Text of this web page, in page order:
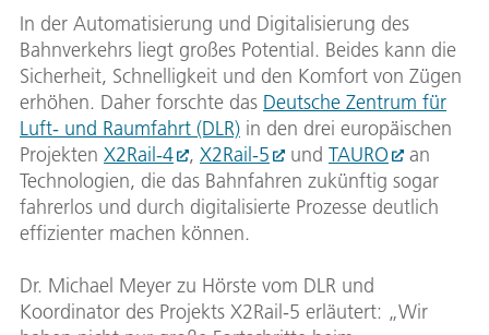
In der Automatisierung und Digitalisierung des
Bahnverkehrs liegt großes Potential. Beides kann die
Sicherheit, Schnelligkeit und den Komfort von Zügen
erhöhen. Daher forschte das Deutsche Zentrum für
Luft- und Raumfahrt (DLR) in den drei europäischen
Projekten X2Rail-4 , X2Rail-5 und TAURO
an
Technologien, die das Bahnfahren zukünftig sogar
fahrerlos und durch digitalisierte Prozesse deutlich
effizienter machen können.
Dr. Michael Meyer zu Hörste vom DLR und
Koordinator des Projekts X2Rail-5 erläutert: „Wir